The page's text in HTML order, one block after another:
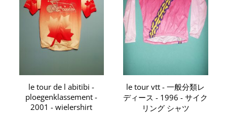
le tour de l abitibi -
ploegenklassement -
2001 - wielershirt
le tour vtt - 一般分類レ
ディース - 1996 - サイク
リング シャツ